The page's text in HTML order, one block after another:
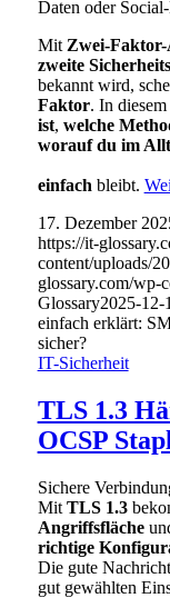
Daten oder
Mit Zwei-
zweite
bekannt wird,
Faktor. In
ist, welche
worauf du im
einfach bleibt.
17. Dezember
https://it-
content/uploads/
glossary.com/wp-
Glossary2025-12-
einfach erklärt:
sicher?
IT-Sicherheit
TLS 1.3
OCSP
Sichere
Mit TLS 1.3
Angriffsfläche
richtige
Die gute
gut gewählten